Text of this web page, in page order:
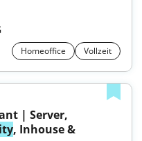
Homeoffice Vollzeit
| Server,
, Inhouse &